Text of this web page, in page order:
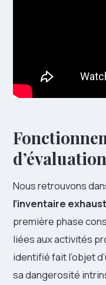
Nous retrouvons
l’inventaire
première phase
liées aux activités
identifié fait l’objet
sa dangerosité